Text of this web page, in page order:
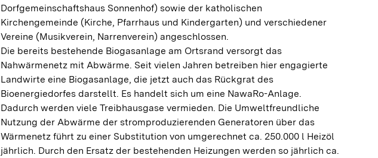
Dorfgemeinschaftshaus Sonnenhof) sowie der katholischen
Kirchengemeinde (Kirche, Pfarrhaus und Kindergarten) und verschiedener
Vereine (Musikverein, Narrenverein) angeschlossen.
Die bereits bestehende Biogasanlage am Ortsrand versorgt das
Nahwärmenetz mit Abwärme. Seit vielen Jahren betreiben hier engagierte
Landwirte eine Biogasanlage, die jetzt auch das Rückgrat des
Bioenergiedorfes darstellt. Es handelt sich um eine NawaRo-Anlage.
Dadurch werden viele Treibhausgase vermieden. Die Umweltfreundliche
Nutzung der Abwärme der stromproduzierenden Generatoren über das
Wärmenetz führt zu einer Substitution von umgerechnet ca. 250.000 l Heizöl
jährlich. Durch den Ersatz der bestehenden Heizungen werden so jährlich ca.